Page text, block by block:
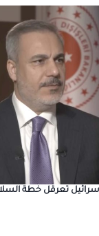
إسرائيل تعرقل خطة